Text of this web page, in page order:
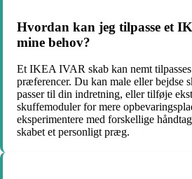
Hvordan kan jeg tilpasse et
mine behov?
Et IKEA IVAR skab kan nemt
præferencer. Du kan male eller bejdse
passer til din indretning, eller tilføje
skuffemoduler for mere
eksperimentere med forskellige
skabet et personligt præg.